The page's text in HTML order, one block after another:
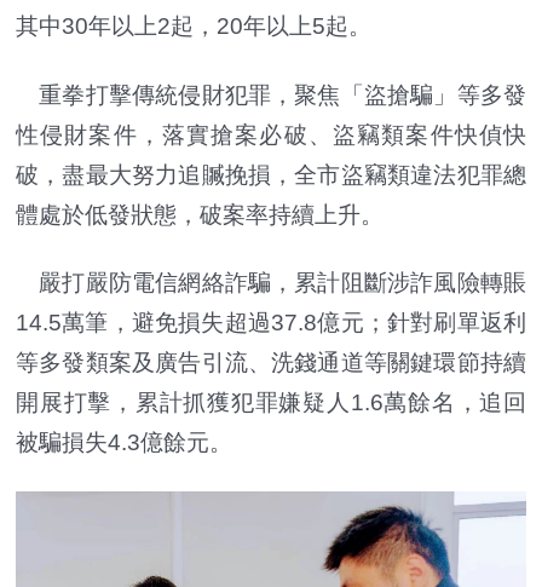
其中30年以上2起，20年以上5起。
重拳打擊傳統侵財犯罪，聚焦「盜搶騙」等多發
性侵財案件，落實搶案必破、盜竊類案件快偵快
破，盡最大努力追贓挽損，全市盜竊類違法犯罪總
體處於低發狀態，破案率持續上升。
嚴打嚴防電信網絡詐騙，累計阻斷涉詐風險轉賬
14.5萬筆，避免損失超過37.8億元；針對刷單返利
等多發類案及廣告引流、洗錢通道等關鍵環節持續
開展打擊，累計抓獲犯罪嫌疑人1.6萬餘名，追回
被騙損失4.3億餘元。